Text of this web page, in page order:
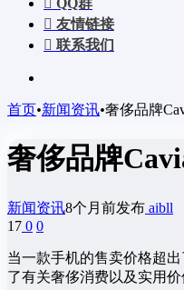
QQ群
友情链接
联系我们
首页•新闻资讯•奢侈品牌
奢侈品牌
新闻资讯8个月前发布 aibll
17 0 0
当一款手机的售卖价格超
了有关奢侈消费以及实用价